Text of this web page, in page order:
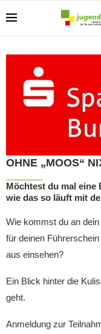
OHNE „MOOS“
Möchtest du mal eine
wie das so läuft mit
Wie kommst du an
für deinen
aus einsehen?
Ein Blick hinter die
geht.
Anmeldung zur